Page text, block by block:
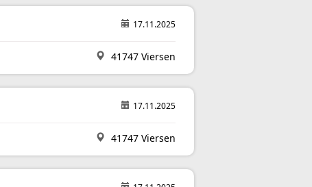
17.11.2025
41747 Viersen
17.11.2025
41747 Viersen